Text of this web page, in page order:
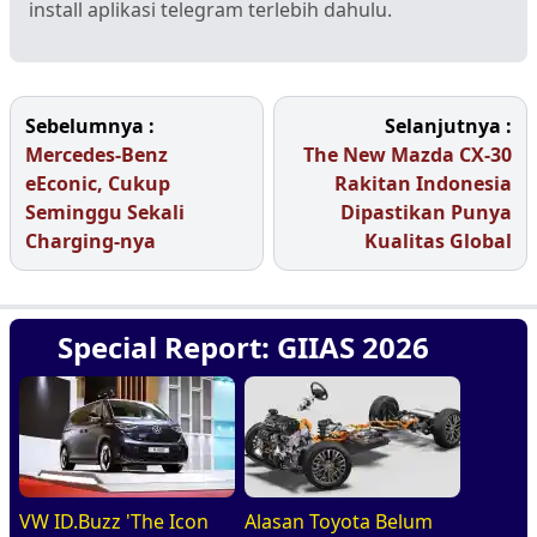
install aplikasi telegram terlebih dahulu.
Sebelumnya :
Mercedes-Benz
eEconic, Cukup
Seminggu Sekali
Charging-nya
Selanjutnya :
The New Mazda CX-30
Rakitan Indonesia
Dipastikan Punya
Kualitas Global
Special Report: GIIAS 2026
VW ID.Buzz 'The Icon
Alasan Toyota Belum